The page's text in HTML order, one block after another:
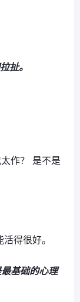
扯。
作？ 是不是
得很好。
基础的心理